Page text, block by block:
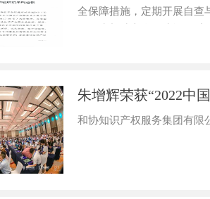
全保障措施，定期开展自查
朱增辉荣获“2022中
和协知识产权服务集团有限